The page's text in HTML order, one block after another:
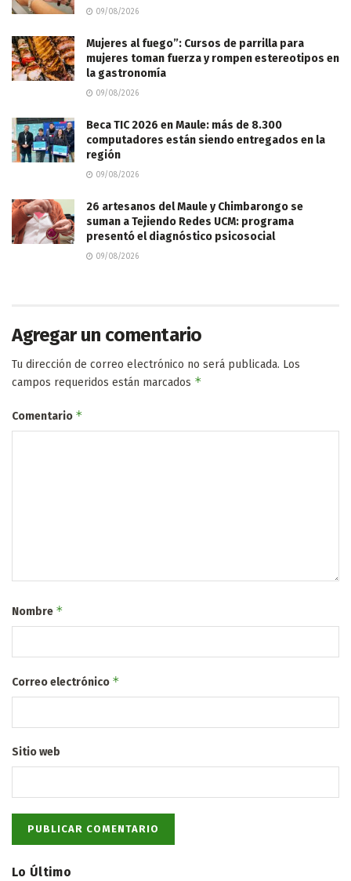
09/08/2026
Mujeres al fuego”: Cursos de parrilla para
mujeres toman fuerza y rompen estereotipos en
la gastronomía
09/08/2026
Beca TIC 2026 en Maule: más de 8.300
computadores están siendo entregados en la
región
09/08/2026
26 artesanos del Maule y Chimbarongo se
suman a Tejiendo Redes UCM: programa
presentó el diagnóstico psicosocial
09/08/2026
Agregar un comentario
Tu dirección de correo electrónico no será publicada. Los
campos requeridos están marcados *
Comentario *
Nombre *
Correo electrónico *
Sitio web
Lo Último